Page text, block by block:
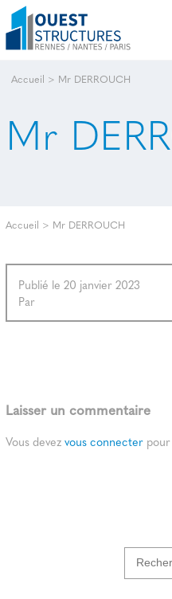
Accueil > Mr DERROUCH
Mr
Accueil > Mr DERROUCH
Publié le 20 janvier 2023
Par
Laisser un commentaire
Vous devezvous connecter